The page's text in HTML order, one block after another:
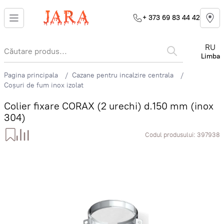
+ 373 69 83 44 42
RU
Limba
Pagina principala
Cazane pentru incalzire centrala
Coșuri de fum inox izolat
Colier fixare CORAX (2 urechi) d.150 mm (inox
304)
Codul produsului: 397938